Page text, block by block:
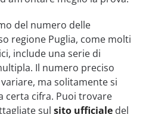
del numero delle
regione Puglia, come molti
include una serie di
Il numero preciso
ma solitamente si
certa cifra. Puoi trovare
sul sito ufficiale del